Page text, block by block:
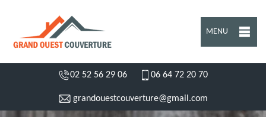
MENU
02 52 56 29 06 06 64 72 20 70
grandouestcouverture@gmail.com